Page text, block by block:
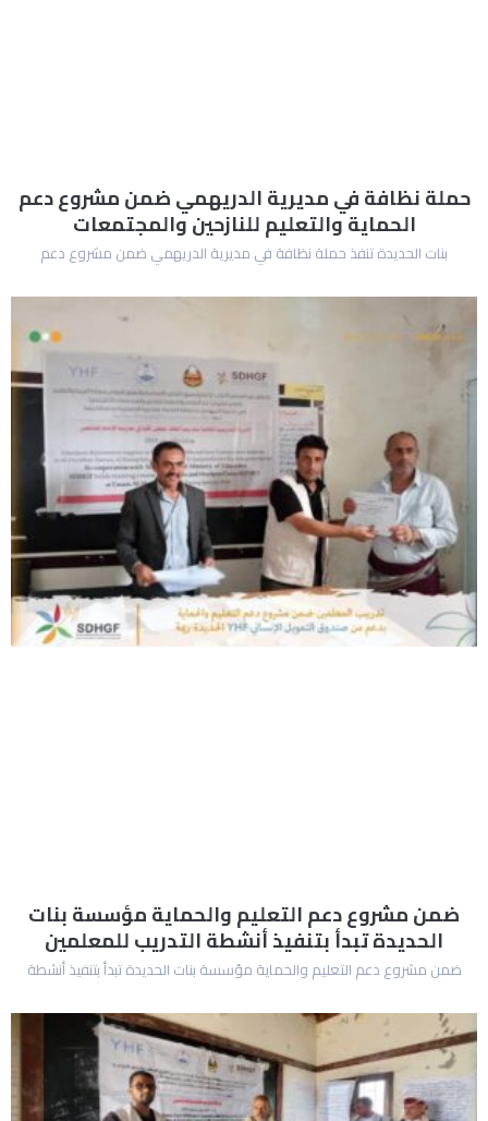
حملة نظافة في مديرية الدريهمي ضمن مشروع دعم
الحماية والتعليم للنازحين والمجتمعات
بنات الحديدة تنفذ حملة نظافة في مديرية الدريهمي ضمن مشروع دعم
ضمن مشروع دعم التعليم والحماية مؤسسة بنات
الحديدة تبدأ بتنفيذ أنشطة التدريب للمعلمين
ضمن مشروع دعم التعليم والحماية مؤسسة بنات الحديدة تبدأ بتنفيذ أنشطة